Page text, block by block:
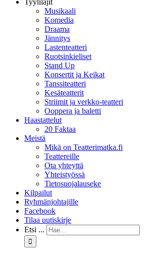
Tyylilajit
Musikaali
Komedia
Draama
Jännitys
Lastenteatteri
Ruotsinkieliset
Stand Up
Konsertit ja Keikat
Tanssiteatteri
Kesäteatterit
Striimit ja verkko-teatteri
Ooppera ja baletti
Haastattelut
20 Faktaa
Meistä
Mikä on Teatterimatka.fi
Teattereille
Ota yhteyttä
Yhteistyössä
Tietosuojalauseke
Kilpailut
Ryhmänjohtajille
Facebook
Tilaa uutiskirje
Etsi ...